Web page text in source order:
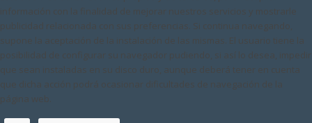
información con la finalidad de mejorar nuestros servicios y mostrarle
publicidad relacionada con sus preferencias. Si continua navegando,
supone la aceptación de la instalación de las mismas. El usuario tiene la
posibilidad de configurar su navegador pudiendo, si así lo desea, impedir
que sean instaladas en su disco duro, aunque deberá tener en cuenta
que dicha acción podrá ocasionar dificultades de navegación de la
página web.